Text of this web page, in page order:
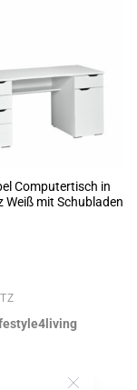
Computertisch in
Weiß mit Schubladen